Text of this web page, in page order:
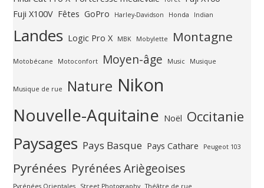
Fuji X100V Fêtes GoPro Harley-Davidson Honda Indian
Landes Logic Pro X MBK Mobylette Montagne
Motobécane Motoconfort Moyen-âge Music Musique
Musique de rue Nature Nikon
Nouvelle-Aquitaine Noël Occitanie
Paysages Pays Basque Pays Cathare Peugeot 103
Pyrénées Pyrénées Ariègeoises
Pyrénées Orientales Street Photography Théâtre de rue